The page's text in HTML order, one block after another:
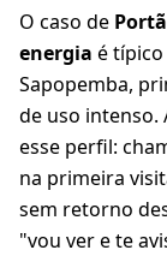
O caso de
energia é
Sapopemba,
de uso intenso.
esse perfil:
na primeira
sem retorno
"vou ver e te